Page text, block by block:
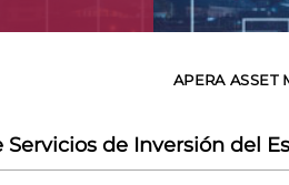
APERA ASSET
Servicios de Inversión del